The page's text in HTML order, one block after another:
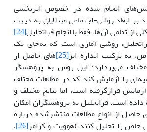
انجام شده در خصوص اثربخشی
ابعاد روانی-اجتماعی مبتلایان به دیابت
[24]
روشی آماری است که به‌جای یک
به ترکیب اندازه اثر[25]
های حاصل از
می‌پردازد؛ این روش به پژوهشگر
را آزمایش کند که در مطالعات مختلف
قرارگرفته است، اما نتایج مختلف و
است. فراتحلیل به پژوهشگران امکان
از انواع مطالعات منتشرشده درباره
را تحلیل کنند (هوویت و کرامر[26]
،